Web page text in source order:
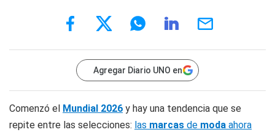
Agregar Diario UNO en
Comenzó el Mundial 2026 y hay una tendencia que se
repite entre las selecciones: las marcas de moda ahora